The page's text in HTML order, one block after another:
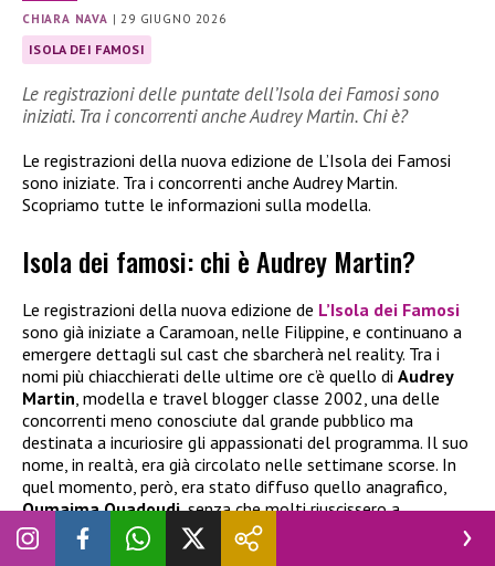
CHIARA NAVA |29 GIUGNO 2026
ISOLA DEI FAMOSI
Le registrazioni delle puntate dell’Isola dei Famosi sono
iniziati. Tra i concorrenti anche Audrey Martin. Chi è?
Le registrazioni della nuova edizione de L’Isola dei Famosi
sono iniziate. Tra i concorrenti anche Audrey Martin.
Scopriamo tutte le informazioni sulla modella.
Isola dei famosi: chi è Audrey Martin?
Le registrazioni della nuova edizione de L’Isola dei Famosi
sono già iniziate a Caramoan, nelle Filippine, e continuano a
emergere dettagli sul cast che sbarcherà nel reality. Tra i
nomi più chiacchierati delle ultime ore c’è quello di Audrey
Martin , modella e travel blogger classe 2002, una delle
concorrenti meno conosciute dal grande pubblico ma
destinata a incuriosire gli appassionati del programma. Il suo
nome, in realtà, era già circolato nelle settimane scorse. In
quel momento, però, era stato diffuso quello anagrafico,
Oumaima Ouadoudi, senza che molti riuscissero a
collegarlo all’identità con cui oggi lavora sui social. Solo
successivamente è emerso che si trattava proprio della